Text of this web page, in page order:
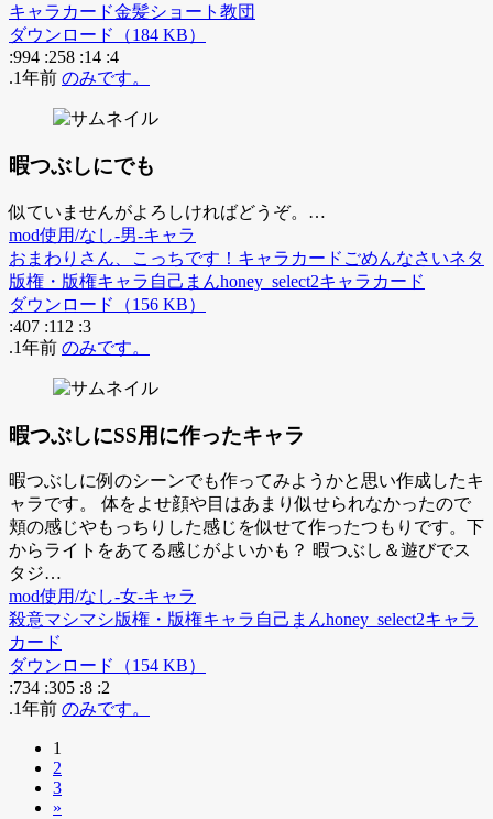
キャラカード金髪ショート教団
ダウンロード（184 KB）
:994 :258 :14 :4
.1年前 のみです。
暇つぶしにでも
似ていませんがよろしければどうぞ。…
mod使用/なし-男-キャラ
おまわりさん、こっちです！ キャラカード ごめんなさいネタ
版権・版権キャラ 自己まんhoney_select2キャラカード
ダウンロード（156 KB）
:407 :112 :3
.1年前 のみです。
暇つぶしにSS用に作ったキャラ
暇つぶしに例のシーンでも作ってみようかと思い作成したキ
ャラです。 体をよせ顔や目はあまり似せられなかったので
頬の感じやもっちりした感じを似せて作ったつもりです。下
からライトをあてる感じがよいかも？ 暇つぶし＆遊びでス
タジ…
mod使用/なし-女-キャラ
殺意マシマシ版権・版権キャラ 自己まんhoney_select2キャラ
カード
ダウンロード（154 KB）
:734 :305 :8 :2
.1年前 のみです。
1
2
3
»